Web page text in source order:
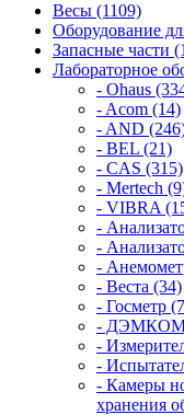
Весы (1109)
Оборудование
Запасные части
Лабораторное
- Ohaus
- Acom (14)
- AND
- BEL (21)
- CAS (315)
- Mertech
- VIBRA
-
-
-
- Веста (34)
- Госметр
- ДЭМКОМ
-
-
- Камеры
хранения